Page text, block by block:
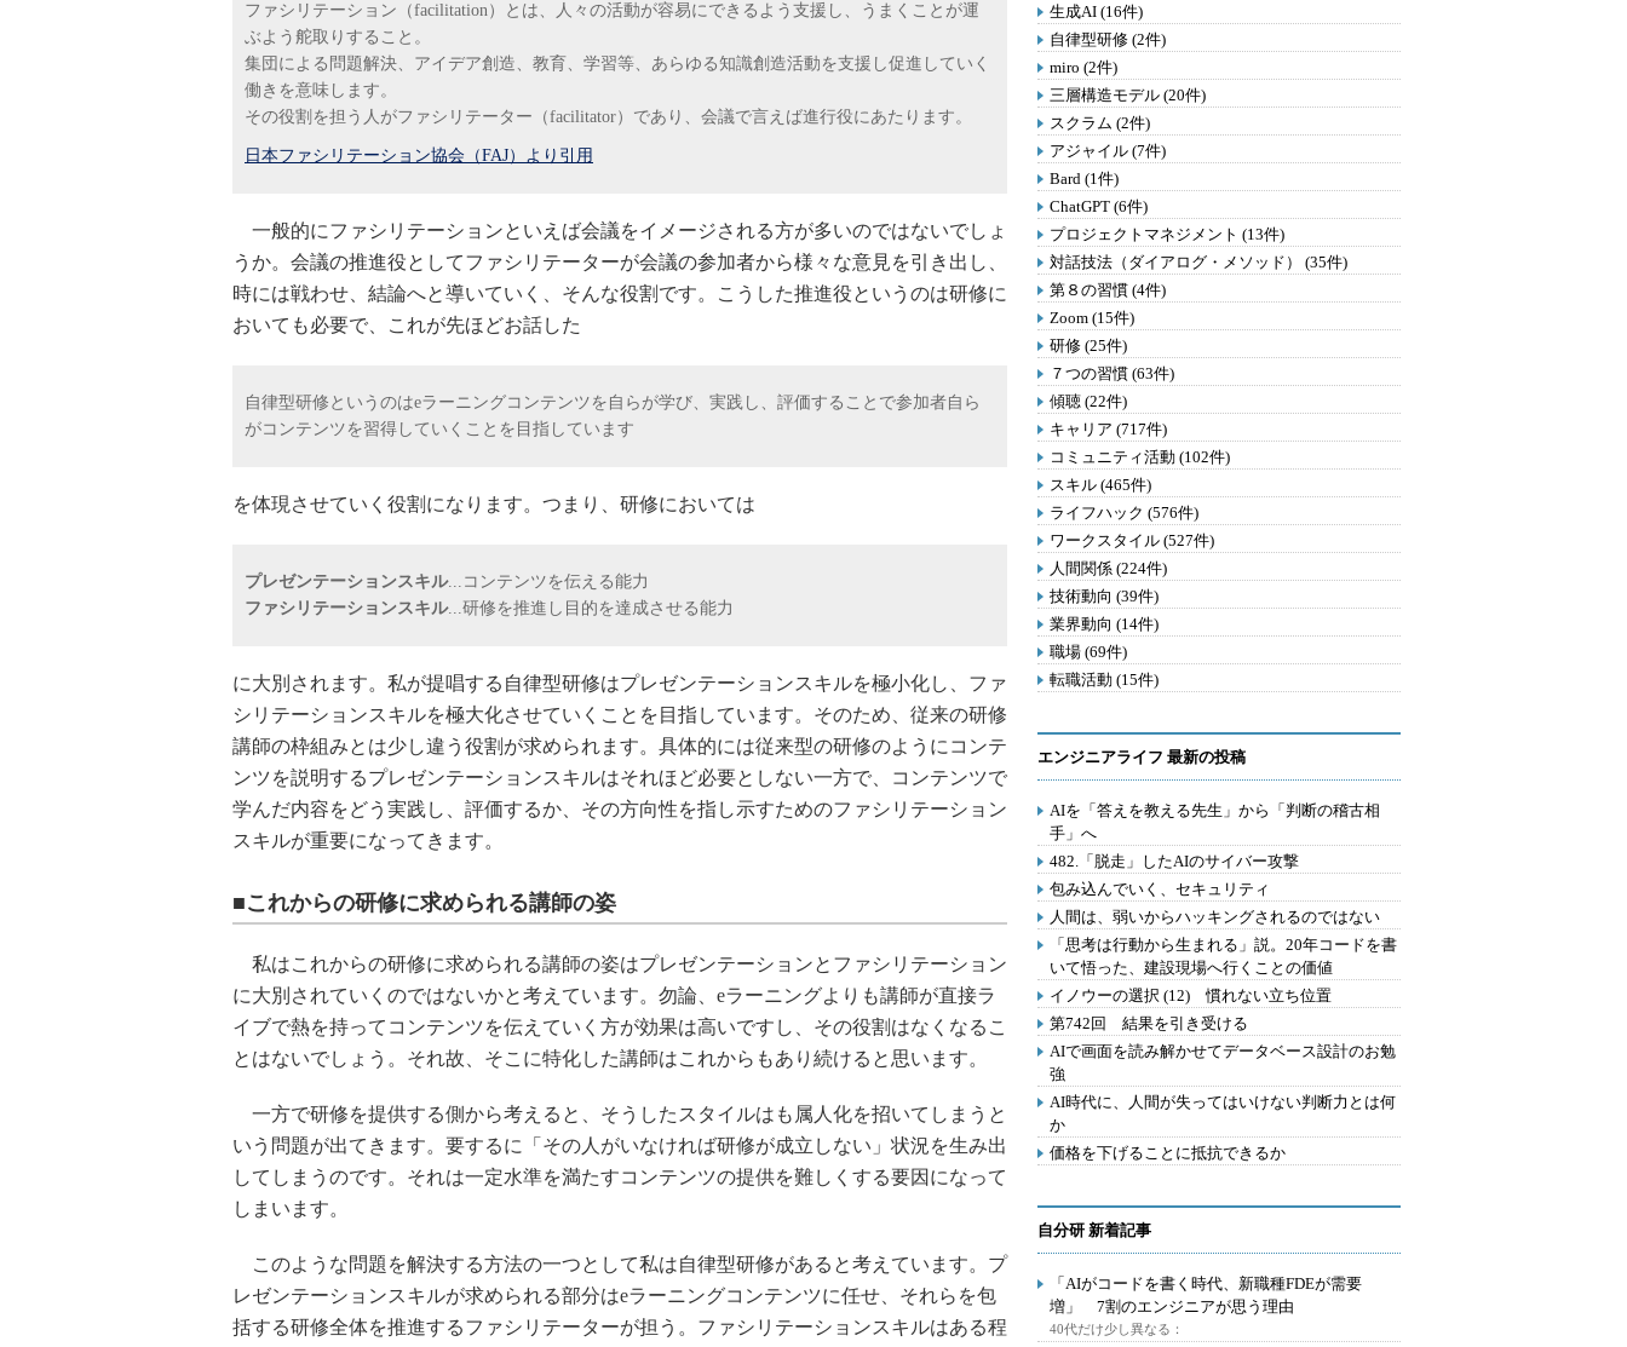
ファシリテーション（facilitation）とは、人々の活動が容易にできるよう支援し、うまくことが運
ぶよう舵取りすること。
集団による問題解決、アイデア創造、教育、学習等、あらゆる知識創造活動を支援し促進していく
働きを意味します。
その役割を担う人がファシリテーター（facilitator）であり、会議で言えば進行役にあたります。
日本ファシリテーション協会（FAJ）より引用
一般的にファシリテーションといえば会議をイメージされる方が多いのではないでしょ
うか。会議の推進役としてファシリテーターが会議の参加者から様々な意見を引き出し、
時には戦わせ、結論へと導いていく、そんな役割です。こうした推進役というのは研修に
おいても必要で、これが先ほどお話した
自律型研修というのはeラーニングコンテンツを自らが学び、実践し、評価することで参加者自ら
がコンテンツを習得していくことを目指しています
を体現させていく役割になります。つまり、研修においては
プレゼンテーションスキル...コンテンツを伝える能力
ファシリテーションスキル...研修を推進し目的を達成させる能力
に大別されます。私が提唱する自律型研修はプレゼンテーションスキルを極小化し、ファ
シリテーションスキルを極大化させていくことを目指しています。そのため、従来の研修
講師の枠組みとは少し違う役割が求められます。具体的には従来型の研修のようにコンテ
ンツを説明するプレゼンテーションスキルはそれほど必要としない一方で、コンテンツで
学んだ内容をどう実践し、評価するか、その方向性を指し示すためのファシリテーション
スキルが重要になってきます。
■これからの研修に求められる講師の姿
私はこれからの研修に求められる講師の姿はプレゼンテーションとファシリテーション
に大別されていくのではないかと考えています。勿論、eラーニングよりも講師が直接ラ
イブで熱を持ってコンテンツを伝えていく方が効果は高いですし、その役割はなくなるこ
とはないでしょう。それ故、そこに特化した講師はこれからもあり続けると思います。
一方で研修を提供する側から考えると、そうしたスタイルはも属人化を招いてしまうと
いう問題が出てきます。要するに「その人がいなければ研修が成立しない」状況を生み出
してしまうのです。それは一定水準を満たすコンテンツの提供を難しくする要因になって
しまいます。
このような問題を解決する方法の一つとして私は自律型研修があると考えています。プ
レゼンテーションスキルが求められる部分はeラーニングコンテンツに任せ、それらを包
括する研修全体を推進するファシリテーターが担う。ファシリテーションスキルはある程
生成AI (16件)
自律型研修 (2件)
miro (2件)
三層構造モデル (20件)
スクラム (2件)
アジャイル (7件)
Bard (1件)
ChatGPT (6件)
プロジェクトマネジメント (13件)
対話技法（ダイアログ・メソッド） (35件)
第８の習慣 (4件)
Zoom (15件)
研修 (25件)
７つの習慣 (63件)
傾聴 (22件)
キャリア (717件)
コミュニティ活動 (102件)
スキル (465件)
ライフハック (576件)
ワークスタイル (527件)
人間関係 (224件)
技術動向 (39件)
業界動向 (14件)
職場 (69件)
転職活動 (15件)
エンジニアライフ 最新の投稿
AIを「答えを教える先生」から「判断の稽古相
手」へ
482.「脱走」したAIのサイバー攻撃
包み込んでいく、セキュリティ
人間は、弱いからハッキングされるのではない
「思考は行動から生まれる」説。20年コードを書
いて悟った、建設現場へ行くことの価値
イノウーの選択 (12) 慣れない立ち位置
第742回 結果を引き受ける
AIで画面を読み解かせてデータベース設計のお勉
強
AI時代に、人間が失ってはいけない判断力とは何
か
価格を下げることに抵抗できるか
自分研 新着記事
「AIがコードを書く時代、新職種FDEが需要
増」 7割のエンジニアが思う理由
40代だけ少し異なる：